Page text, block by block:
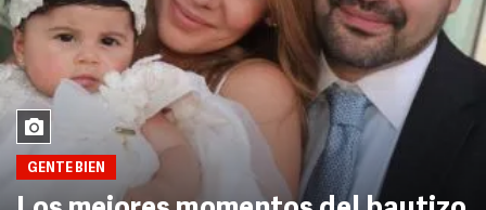
GENTE BIEN